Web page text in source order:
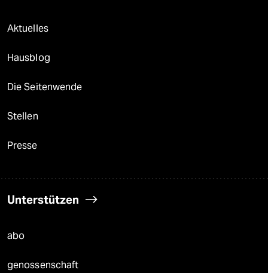
Aktuelles
Hausblog
Die Seitenwende
Stellen
Presse
Unterstützen
abo
genossenschaft